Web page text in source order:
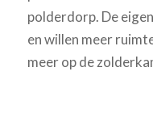
polderdorp. De
en willen meer
meer op de